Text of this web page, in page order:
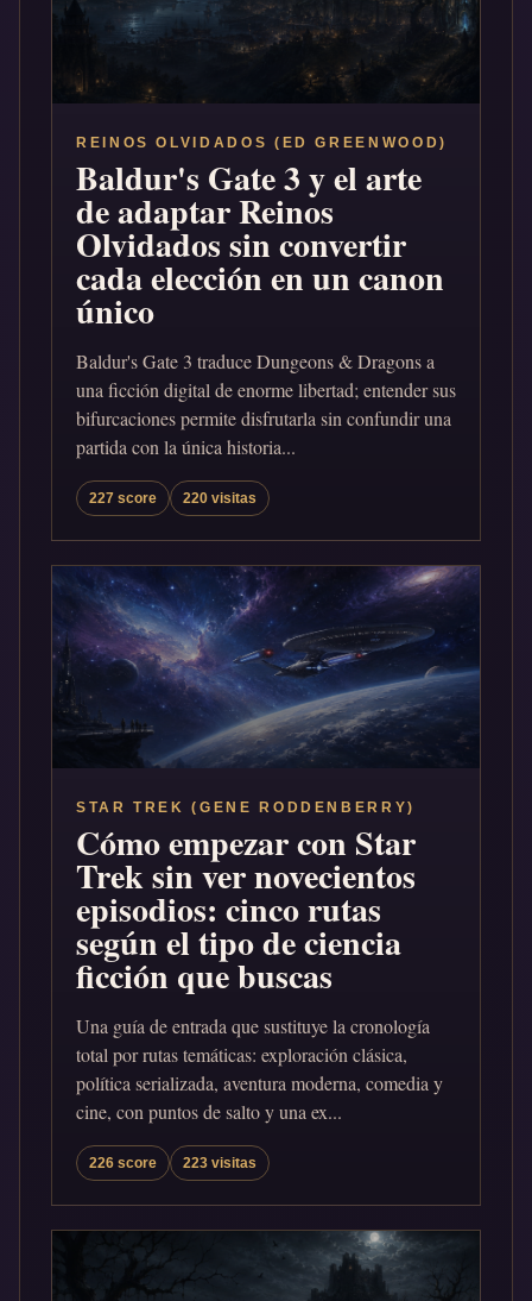
REINOS OLVIDADOS (ED GREENWOOD)
Baldur's Gate 3 y el arte
de adaptar Reinos
Olvidados sin convertir
cada elección en un canon
único
Baldur's Gate 3 traduce Dungeons & Dragons a
una ficción digital de enorme libertad; entender sus
bifurcaciones permite disfrutarla sin confundir una
partida con la única historia...
227 score 220 visitas
STAR TREK (GENE RODDENBERRY)
Cómo empezar con Star
Trek sin ver novecientos
episodios: cinco rutas
según el tipo de ciencia
ficción que buscas
Una guía de entrada que sustituye la cronología
total por rutas temáticas: exploración clásica,
política serializada, aventura moderna, comedia y
cine, con puntos de salto y una ex...
226 score 223 visitas